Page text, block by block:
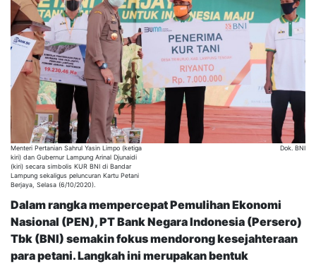
Menteri Pertanian Sahrul Yasin Limpo (ketiga
kiri) dan Gubernur Lampung Arinal Djunaidi
(kiri) secara simbolis KUR BNI di Bandar
Lampung sekaligus peluncuran Kartu Petani
Berjaya, Selasa (6/10/2020).
Dok. BNI
Dalam rangka mempercepat Pemulihan Ekonomi
Nasional (PEN), PT Bank Negara Indonesia (Persero)
Tbk (BNI) semakin fokus mendorong kesejahteraan
para petani. Langkah ini merupakan bentuk